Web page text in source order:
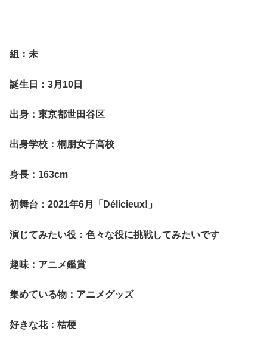
組：未
誕生日：3月10日
出身：東京都世田谷区
出身学校：桐朋女子高校
身長：163cm
初舞台：2021年6月「Délicieux!」
演じてみたい役：色々な役に挑戦してみたいです
趣味：アニメ鑑賞
集めている物：アニメグッズ
好きな花：桔梗